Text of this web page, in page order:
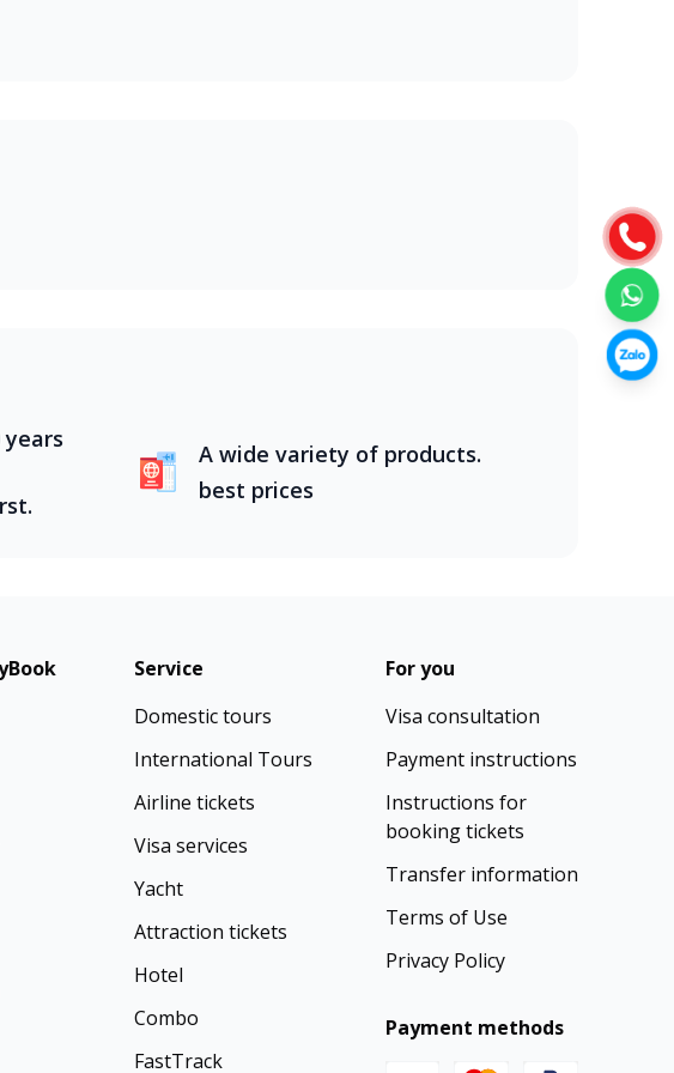
đến trải nghiệm đáng nhớ.Khi lựa chọn tour du lịch
tour trong nước. Từ núi rừng Tây Bắc hùng vĩ, đồng
A wide variety of products.
best prices
Service
Domestic tours
International Tours
Airline tickets
Visa services
Yacht
Attraction tickets
Hotel
Combo
FastTrack
For you
Visa consultation
Payment instructions
Instructions for
booking tickets
Transfer information
Terms of Use
Privacy Policy
Payment methods